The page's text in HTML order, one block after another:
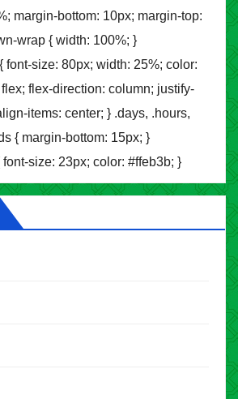
margin-bottom: 10px; margin-top:
wrap { width: 100%; }
font-size: 80px; width: 25%; color:
flex-direction: column; justify-
items: center; } .days, .hours,
{ margin-bottom: 15px; }
size: 23px; color: #ffeb3b; }